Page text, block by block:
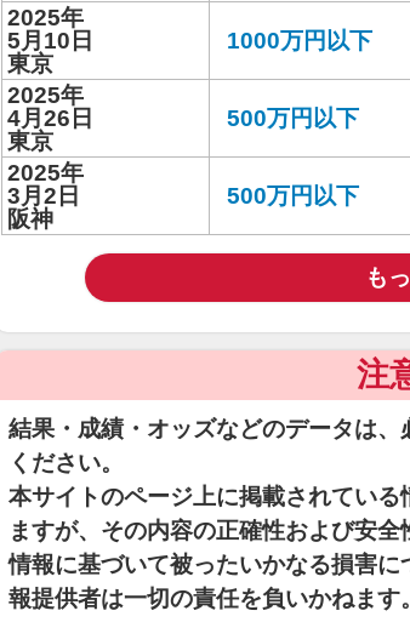
2025年
5月10日
東京
1000万円以下
2025年
4月26日
東京
500万円以下
2025年
3月2日
阪神
500万円以下
も
注
結果・成績・オッズなどのデータは
ください。
本サイトのページ上に掲載されてい
ますが、その内容の正確性および安
情報に基づいて被ったいかなる損害
報提供者は一切の責任を負いかねます。